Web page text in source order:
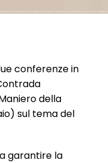
conferenze in
della
sul tema del
a garantire la